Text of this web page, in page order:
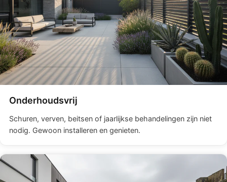
Onderhoudsvrij
Schuren, verven, beitsen of jaarlijkse behandelingen zijn niet
nodig. Gewoon installeren en genieten.